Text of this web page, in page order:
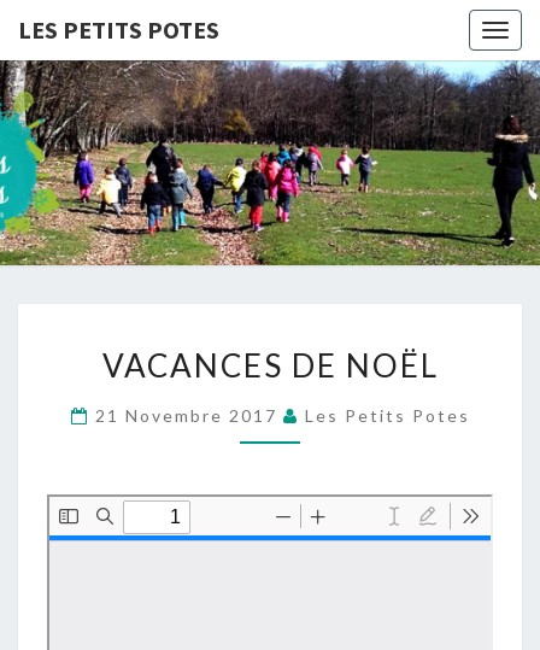
LES PETITS POTES
LES
PETITS
POTES
Association
D'accueil
De Loisirs
DE
NOËL
VACANCES DE NOËL
21 Novembre 2017 Les Petits Potes